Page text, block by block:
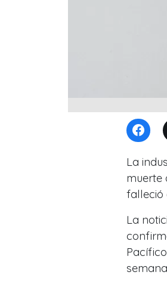
La
muerte
falleció
La